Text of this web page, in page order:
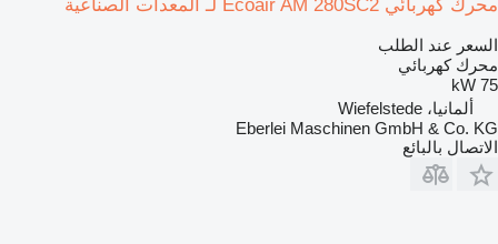
محرك كهربائي Ecoair AM 280SC2 لـ المعدات الصناعية
السعر عند الطلب
محرك كهربائي
75 kW
ألمانيا، Wiefelstede
Eberlei Maschinen GmbH & Co. KG
الاتصال بالبائع